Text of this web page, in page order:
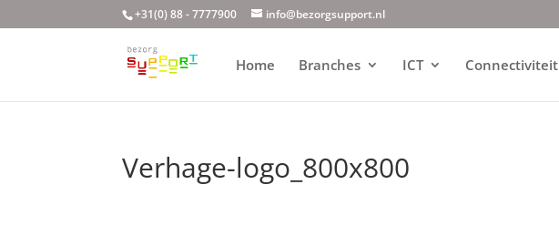
+31(0) 88 - 7777900 info@bezorgsupport.nl
Home Branches ICT Connectiviteit
Verhage-logo_800x800